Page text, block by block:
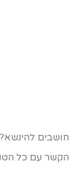
חושבים
הקשר עם כל